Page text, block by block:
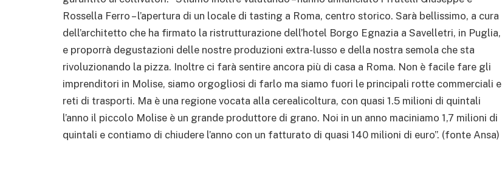
Rossella Ferro – l’apertura di un locale di tasting a Roma, centro storico. Sarà bellissimo, a cura
dell’architetto che ha firmato la ristrutturazione dell’hotel Borgo Egnazia a Savelletri, in Puglia,
e proporrà degustazioni delle nostre produzioni extra-lusso e della nostra semola che sta
rivoluzionando la pizza. Inoltre ci farà sentire ancora più di casa a Roma. Non è facile fare gli
imprenditori in Molise, siamo orgogliosi di farlo ma siamo fuori le principali rotte commerciali e
reti di trasporti. Ma è una regione vocata alla cerealicoltura, con quasi 1.5 milioni di quintali
l’anno il piccolo Molise è un grande produttore di grano. Noi in un anno maciniamo 1,7 milioni di
quintali e contiamo di chiudere l’anno con un fatturato di quasi 140 milioni di euro”. (fonte Ansa)